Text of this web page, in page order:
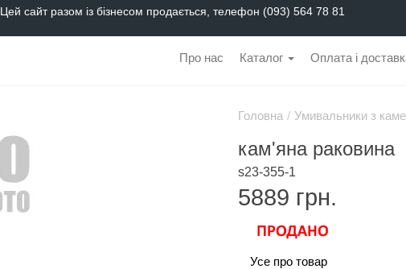
Цей сайт разом із бізнесом продається, телефон (093) 564 78 81
Про нас Каталог Оплата і
Головна / Умивальники з
кам'яна раковина
s23-355-1
5889 грн.
Усе про товар